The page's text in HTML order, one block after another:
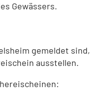
Gewässers.
gemeldet sind,
ausstellen.